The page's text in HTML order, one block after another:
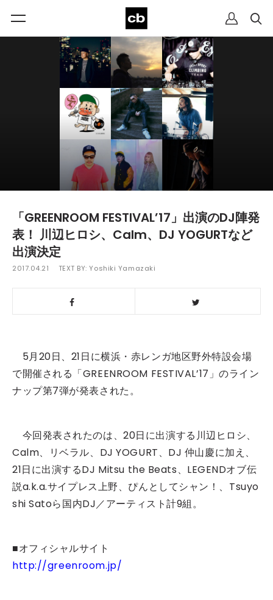
「GREENROOM FESTIVAL’17」出演のDJ陣発
表！ 川辺ヒロシ、Calm、DJ YOGURTなど
出演決定
2017.04.21 TEXT BY:Yoshiki Yamazaki
5月20日、21日に横浜・赤レンガ地区野外特設会場
で開催される「GREENROOM FESTIVAL’17」のライン
ナップ第7弾が発表された。
今回発表されたのは、20日に出演する川辺ヒロシ、
Calm、リベラル、DJ YOGURT、DJ 仲山慶に加え、
21日に出演するDJ Mitsu the Beats、LEGENDオブ伝
説a.k.a.サイプレス上野、ぴんとしてシャン！、Tsuyo
shi Satoら国内DJ／アーティスト計9組。
■オフィシャルサイト
http://greenroom.jp/